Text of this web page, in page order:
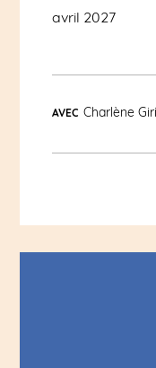
avril 2027
AVEC Charlène